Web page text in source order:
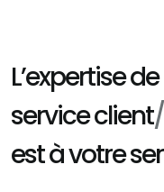
L’expertise
service client/
est à votre